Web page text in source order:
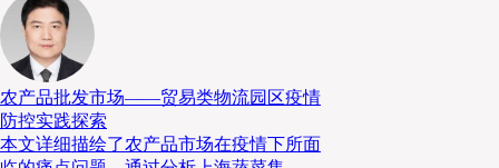
单紧凑型的自动化履约系统，实现线上及线下订单的
程，在物理空间上更靠近消费者，同时缩短交付时间
难题。
农产品批发市场——贸易类物流园区疫情
防控实践探索
本文详细描绘了农产品市场在疫情下所面